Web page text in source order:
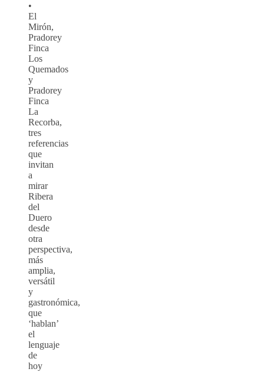
•
El
Mirón,
Pradorey
Finca
Los
Quemados
y
Pradorey
Finca
La
Recorba,
tres
referencias
que
invitan
a
mirar
Ribera
del
Duero
desde
otra
perspectiva,
más
amplia,
versátil
y
gastronómica,
que
‘hablan’
el
lenguaje
de
hoy